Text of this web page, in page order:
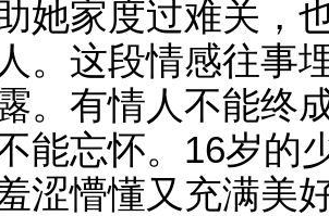
她家度过难关，
。这段情感往事
。有情人不能终
能忘怀。16岁的
涩懵懂又充满美